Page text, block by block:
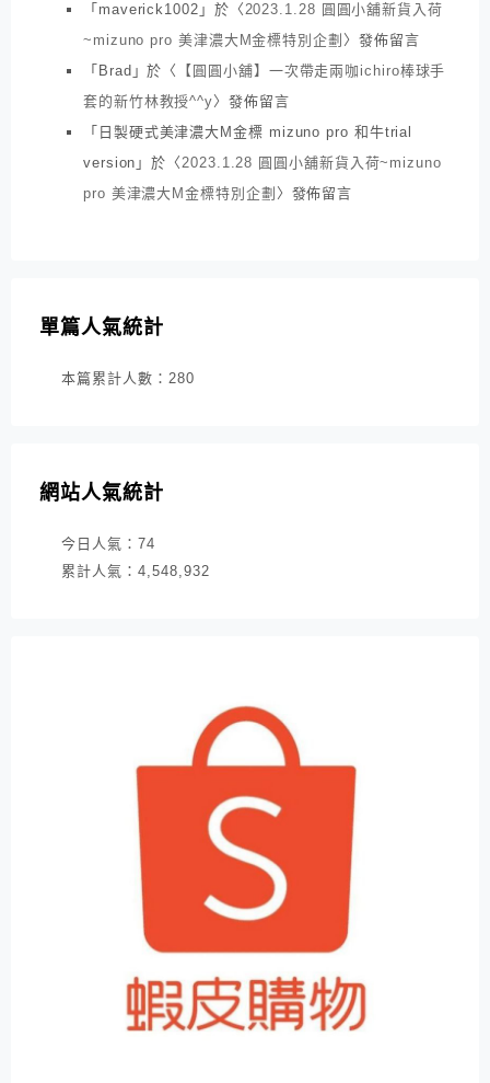
「 maverick1002 」於〈2023.1.28 圓圓小舖新貨入荷
~mizuno pro 美津濃大M金標特別企劃 〉發佈留言
「 Brad 」於〈
【圓圓小舖】一次帶走兩咖ichiro棒球手
套的新竹林教授^^y〉發佈留言
「 日製硬式美津濃大M金標 mizuno pro 和牛trial
version 」於〈2023.1.28 圓圓小舖新貨入荷~mizuno
pro 美津濃大M金標特別企劃 〉發佈留言
單篇人氣統計
本篇累計人數： 280
網站人氣統計
今日人氣： 74
累計人氣： 4,548,932